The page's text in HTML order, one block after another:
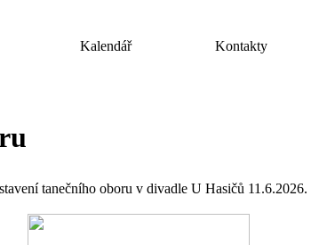
Kalendář Kontakty
tanečního oboru v divadle U Hasičů 11.6.2026.